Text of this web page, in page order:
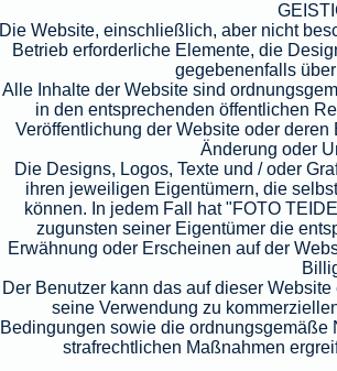
Die Website, einschließlich, aber nicht
Betrieb erforderliche Elemente, die
gegebenenfalls
Alle Inhalte der Website sind
in den entsprechenden öffentlichen
Veröffentlichung der Website oder
Änderung oder
Die Designs, Logos, Texte und / oder
ihren jeweiligen Eigentümern, die
können. In jedem Fall hat "FOTO
zugunsten seiner Eigentümer die
Erwähnung oder Erscheinen auf der
Der Benutzer kann das auf dieser
seine Verwendung zu
Bedingungen sowie die ordnungsgemäße
strafrechtlichen Maßnahmen